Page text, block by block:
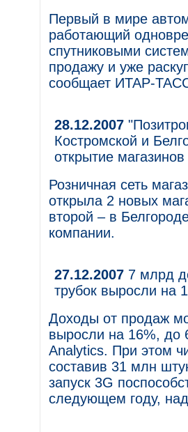
Первый в мире
работающий
спутниковыми
продажу и уже
сообщает ИТАР-
28.12.2007
Костромской и
открытие
Розничная сеть
открыла 2 новых
второй – в
компании.
27.12.2007 7 млрд
трубок выросли на
Доходы от продаж
выросли на 16%, до
Analytics. При этом
составив 31 млн
запуск 3G
следующем году,